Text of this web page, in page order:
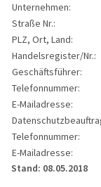
Reisekategorien
Reiseziele
Abfahrtsorte
Haustürabholung
Reisebegleiter
ReiseStern-Taler
Reisegutschein
Sauerlandgruss
Reisestern
Büroteam
Fahrerteam
Karriere
Fahrzeuge
Unternehmen:
Straße Nr.:
PLZ, Ort, Land:
Handelsregister/Nr.:
Geschäftsführer:
Telefonnummer:
E-Mailadresse:
Telefonnummer:
E-Mailadresse:
Stand: 08.05.2018